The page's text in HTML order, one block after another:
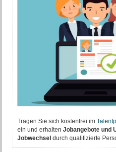
Tragen Sie sich kostenfrei im T
ein und erhalten Jobangebote und
Jobwechsel durch qualifizierte